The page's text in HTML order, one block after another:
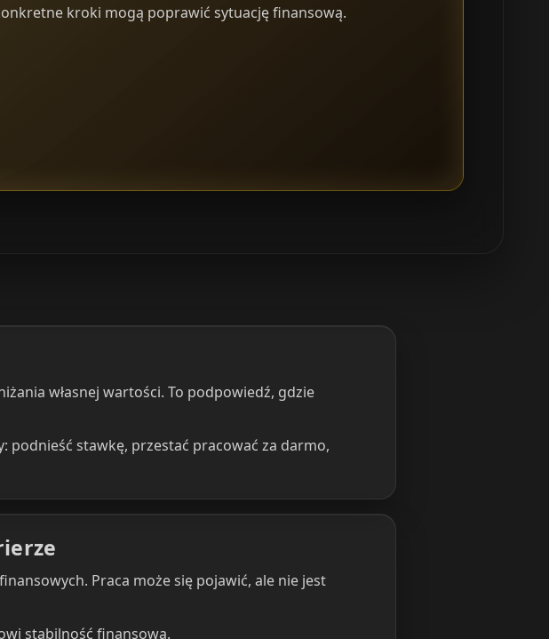
kroki mogą poprawić sytuację finansową.
własnej wartości. To podpowiedź, gdzie
podnieść stawkę, przestać pracować za darmo,
Praca może się pojawić, ale nie jest
stabilność finansowa.